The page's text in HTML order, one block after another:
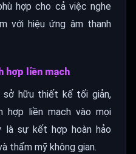
hợp cho cả việc nghe
với hiệu ứng âm thanh
hợp liền mạch
sở hữu thiết kế tối giản,
hợp liền mạch vào mọi
là sự kết hợp hoàn hảo
thẩm mỹ không gian.